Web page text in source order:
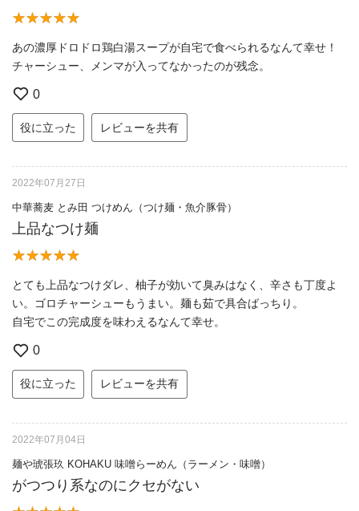
あの濃厚ドロドロ鶏白湯スープが自宅で食べられるなんて幸せ！
チャーシュー、メンマが入ってなかったのが残念。
0
役に立った レビューを共有
2022年07月27日
中華蕎麦 とみ田 つけめん（つけ麺・魚介豚骨）
上品なつけ麺
とても上品なつけダレ、柚子が効いて臭みはなく、辛さも丁度よ
い。ゴロチャーシューもうまい。麺も茹で具合ばっちり。
自宅でこの完成度を味わえるなんて幸せ。
0
役に立った レビューを共有
2022年07月04日
麺や琥張玖 KOHAKU 味噌らーめん（ラーメン・味噌）
がつつり系なのにクセがない